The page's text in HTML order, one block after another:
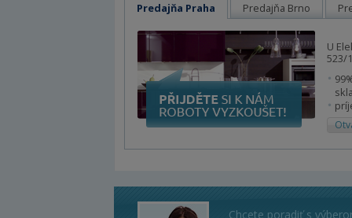
Predajňa Praha Predajňa Brno
U
523/
Chcete poradiť s